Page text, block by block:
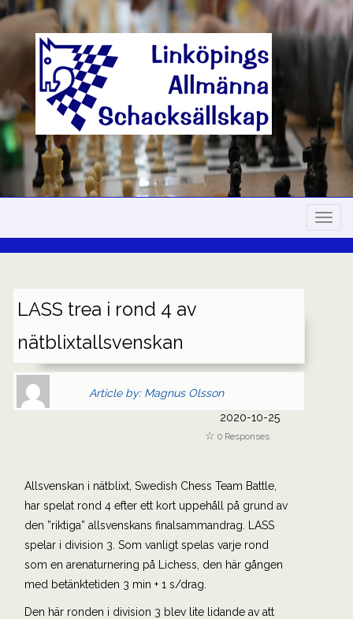
Skip
to
content
LASS trea i rond 4 av
nätblixtallsvenskan
Author
Gravatar
Clickable
link
Author
Article by: Magnus Olsson
link
to
author
other
works.
magnus
2020-10-25
0 Responses
Allsvenskan i nätblixt, Swedish Chess Team Battle,
har spelat rond 4 efter ett kort uppehåll på grund av
den ”riktiga” allsvenskans finalsammandrag. LASS
spelar i division 3. Som vanligt spelas varje rond
som en arenaturnering på Lichess, den här gången
med betänktetiden 3 min + 1 s/drag.
Den här ronden i division 3 blev lite lidande av att